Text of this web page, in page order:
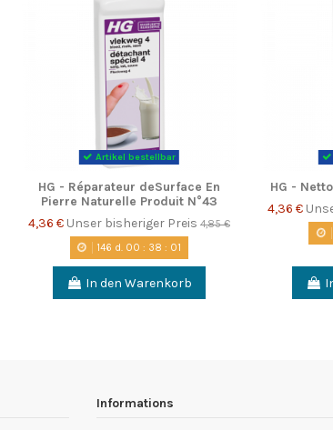
Artikel bestellbar
HG - Réparateur deSurface En
Pierre Naturelle Produit N°43
4,36 € Unser bisheriger Preis 4,85 €
146d. 00: 38: 00
In den Warenkorb
HG -
4,36 €
Informations